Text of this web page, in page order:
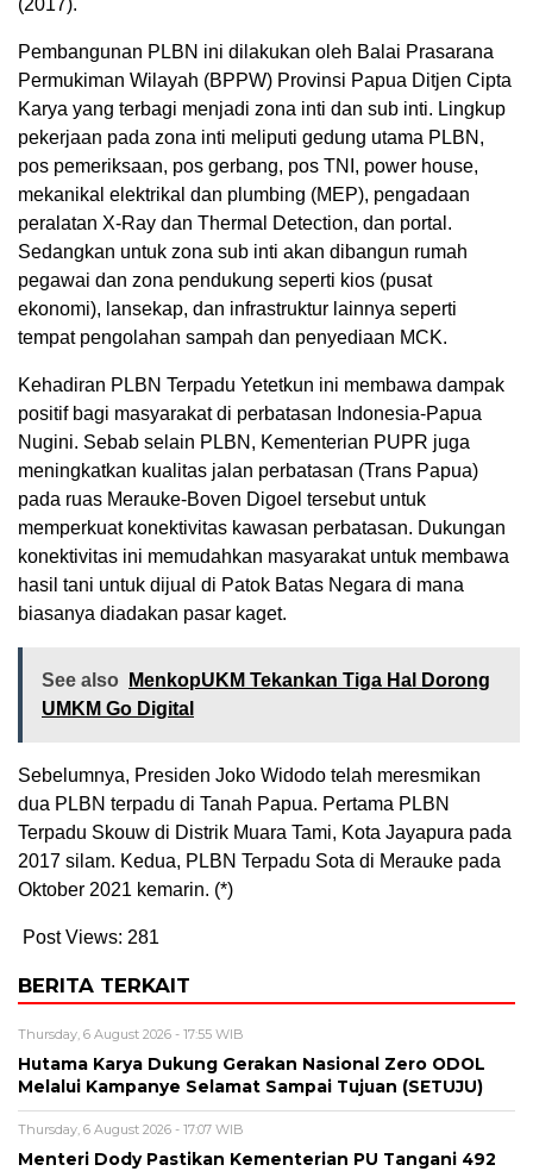
(2017).
Pembangunan PLBN ini dilakukan oleh Balai Prasarana
Permukiman Wilayah (BPPW) Provinsi Papua Ditjen Cipta
Karya yang terbagi menjadi zona inti dan sub inti. Lingkup
pekerjaan pada zona inti meliputi gedung utama PLBN,
pos pemeriksaan, pos gerbang, pos TNI, power house,
mekanikal elektrikal dan plumbing (MEP), pengadaan
peralatan X-Ray dan Thermal Detection, dan portal.
Sedangkan untuk zona sub inti akan dibangun rumah
pegawai dan zona pendukung seperti kios (pusat
ekonomi), lansekap, dan infrastruktur lainnya seperti
tempat pengolahan sampah dan penyediaan MCK.
Kehadiran PLBN Terpadu Yetetkun ini membawa dampak
positif bagi masyarakat di perbatasan Indonesia-Papua
Nugini. Sebab selain PLBN, Kementerian PUPR juga
meningkatkan kualitas jalan perbatasan (Trans Papua)
pada ruas Merauke-Boven Digoel tersebut untuk
memperkuat konektivitas kawasan perbatasan. Dukungan
konektivitas ini memudahkan masyarakat untuk membawa
hasil tani untuk dijual di Patok Batas Negara di mana
biasanya diadakan pasar kaget.
See also
MenkopUKM Tekankan Tiga Hal Dorong
UMKM Go Digital
Sebelumnya, Presiden Joko Widodo telah meresmikan
dua PLBN terpadu di Tanah Papua. Pertama PLBN
Terpadu Skouw di Distrik Muara Tami, Kota Jayapura pada
2017 silam. Kedua, PLBN Terpadu Sota di Merauke pada
Oktober 2021 kemarin. (*)
Post Views: 281
BERITA TERKAIT
Thursday, 6 August 2026 - 17:55 WIB
Hutama Karya Dukung Gerakan Nasional Zero ODOL
Melalui Kampanye Selamat Sampai Tujuan (SETUJU)
Thursday, 6 August 2026 - 17:07 WIB
Menteri Dody Pastikan Kementerian PU Tangani 492